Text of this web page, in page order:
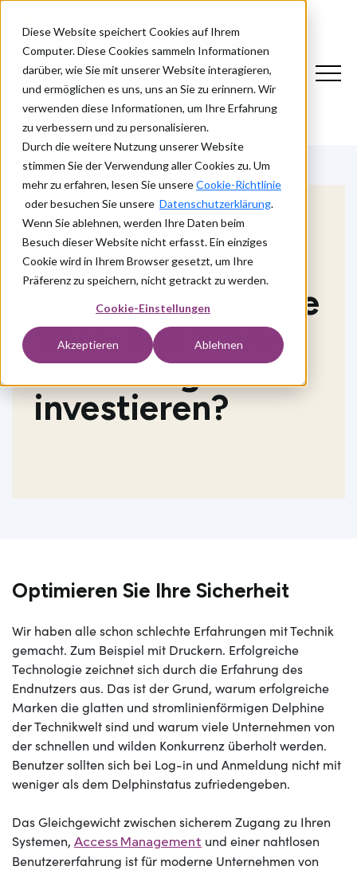
Diese Website speichert Cookies auf Ihrem
Computer. Diese Cookies sammeln Informationen
darüber, wie Sie mit unserer Website interagieren,
und ermöglichen es uns, uns an Sie zu erinnern. Wir
verwenden diese Informationen, um Ihre Erfahrung
zu verbessern und zu personalisieren.
Durch die weitere Nutzung unserer Website
stimmen Sie der Verwendung aller Cookies zu. Um
mehr zu erfahren, lesen Sie unsereCookie-Richtlinie
oder besuchen Sie unsere Datenschutzerklärung.
Wenn Sie ablehnen, werden Ihre Daten beim
Besuch dieser Website nicht erfasst. Ein einziges
Cookie wird in Ihrem Browser gesetzt, um Ihre
Präferenz zu speichern, nicht getrackt zu werden.
Cookie-Einstellungen
Akzeptieren Ablehnen
ACCESS MANAGEMENT
Warum in bessere
SSO- und MFA-
Technologie
investieren?
Optimieren Sie Ihre Sicherheit
Wir haben alle schon schlechte Erfahrungen mit Technik
gemacht. Zum Beispiel mit Druckern. Erfolgreiche
Technologie zeichnet sich durch die Erfahrung des
Endnutzers aus. Das ist der Grund, warum erfolgreiche
Marken die glatten und stromlinienförmigen Delphine
der Technikwelt sind und warum viele Unternehmen von
der schnellen und wilden Konkurrenz überholt werden.
Benutzer sollten sich bei Log-in und Anmeldung nicht mit
weniger als dem Delphinstatus zufriedengeben.
Das Gleichgewicht zwischen sicherem Zugang zu Ihren
Systemen, Access Management und einer nahtlosen
Benutzererfahrung ist für moderne Unternehmen von